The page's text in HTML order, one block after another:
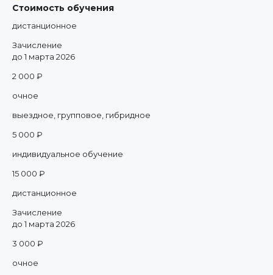
Стоимость обучения
дистанционное
Зачисление
до 1 марта 2026
2 000 ₽
очное
выездное, групповое, гибридное
5 000 ₽
индивидуальное обучение
15 000 ₽
дистанционное
Зачисление
до 1 марта 2026
3 000 ₽
очное